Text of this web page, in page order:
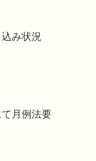
込み状況
て月例法要